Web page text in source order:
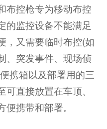
布控枪专为移动布控
的监控设备不能满足
，又需要临时布控(如
、突发事件、现场侦
携箱以及部署用的三
直接放置在车顶、
携带和部署。